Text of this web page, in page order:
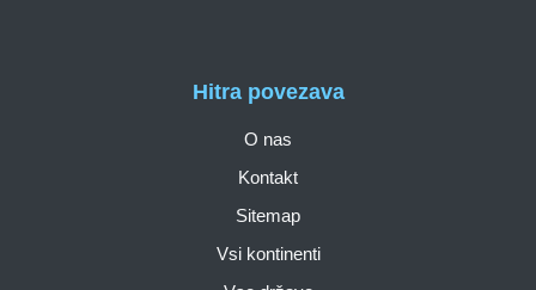
Hitra povezava
O nas
Kontakt
Sitemap
Vsi kontinenti